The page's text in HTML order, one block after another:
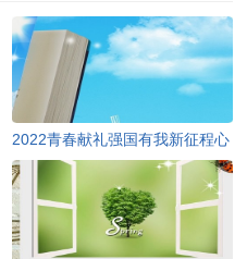
2022青春献礼强国有我新征程心
得及启迪多篇[此文共4095字]